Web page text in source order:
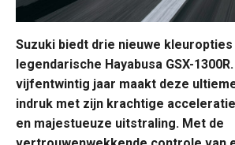
Suzuki biedt drie nieuwe
legendarische Hayabusa GSX-
vijfentwintig jaar maakt deze
indruk met zijn krachtige
en majestueuze uitstraling. Met de